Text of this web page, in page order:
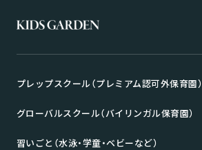
プレップスクール（プレミアム認可外保育園）
グローバルスクール（バイリンガル保育園）
習いごと（水泳・学童・ベビーなど）